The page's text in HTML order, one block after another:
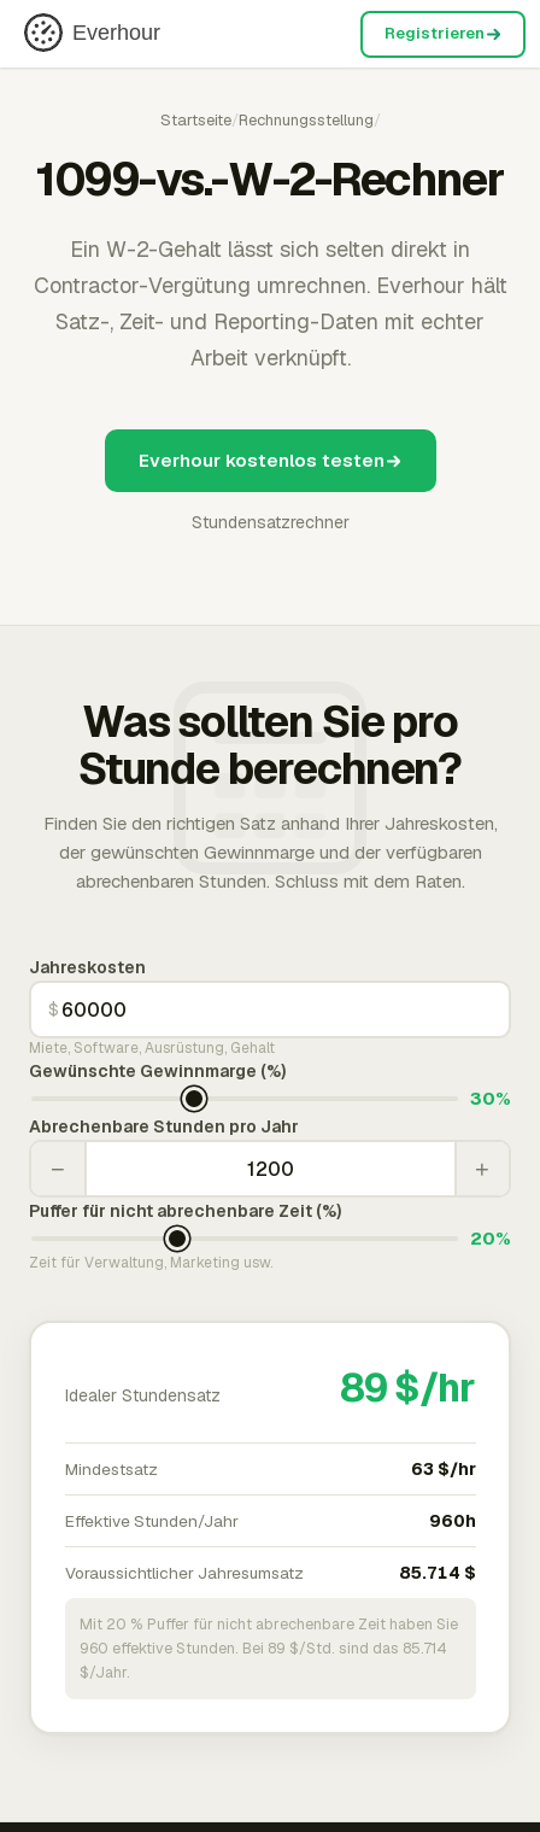
Everhour Registrieren
Startseite/Rechnungsstellung/
1099-vs.-W-2-Rechner
Ein W-2-Gehalt lässt sich selten direkt in
Contractor-Vergütung umrechnen. Everhour hält
Satz-, Zeit- und Reporting-Daten mit echter
Arbeit verknüpft.
Everhour kostenlos testen
Stundensatzrechner
Was sollten Sie pro
Stunde berechnen?
Finden Sie den richtigen Satz anhand Ihrer Jahreskosten,
der gewünschten Gewinnmarge und der verfügbaren
abrechenbaren Stunden. Schluss mit dem Raten.
Jahreskosten
$
Miete, Software, Ausrüstung, Gehalt
Gewünschte Gewinnmarge (%)
30%
Abrechenbare Stunden pro Jahr
− +
Puffer für nicht abrechenbare Zeit (%)
20%
Zeit für Verwaltung, Marketing usw.
Idealer Stundensatz 89 $/hr
Mindestsatz 63 $/hr
Effektive Stunden/Jahr 960h
Voraussichtlicher Jahresumsatz 85.714 $
Mit 20 % Puffer für nicht abrechenbare Zeit haben Sie
960 effektive Stunden. Bei 89 $/Std. sind das 85.714
$/Jahr.